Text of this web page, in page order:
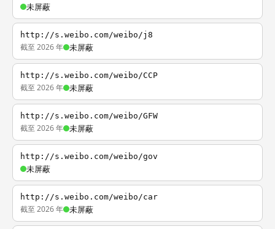
未屏蔽
http://s.weibo.com/weibo/j8
截至 2026 年 未屏蔽
http://s.weibo.com/weibo/CCP
截至 2026 年 未屏蔽
http://s.weibo.com/weibo/GFW
截至 2026 年 未屏蔽
http://s.weibo.com/weibo/gov
未屏蔽
http://s.weibo.com/weibo/car
截至 2026 年 未屏蔽